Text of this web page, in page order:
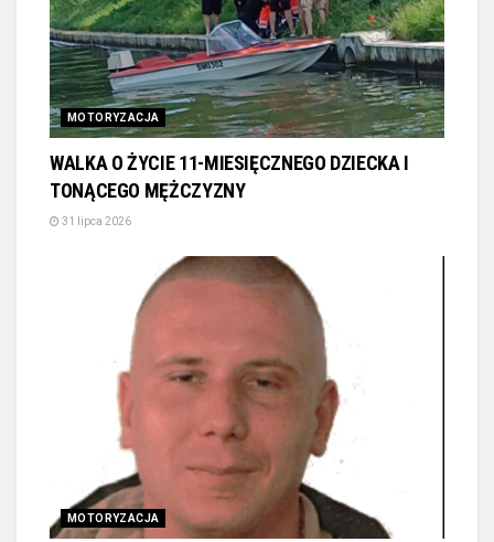
MOTORYZACJA
WALKA O ŻYCIE 11-MIESIĘCZNEGO DZIECKA I
TONĄCEGO MĘŻCZYZNY
31 lipca 2026
MOTORYZACJA